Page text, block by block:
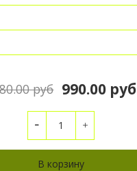
руб 990.00 руб
В корзину